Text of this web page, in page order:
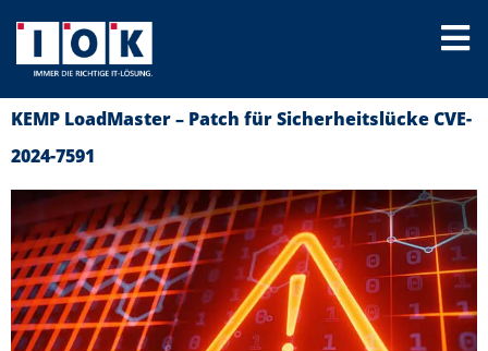
KEMP LoadMaster – Patch für Sicherheitslücke CVE-
2024-7591